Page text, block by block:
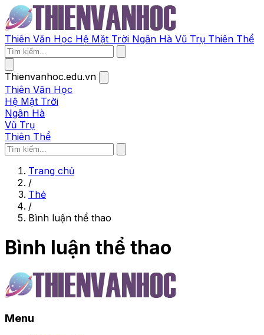
Thiên Văn Học Hệ Mặt Trời Ngân Hà Vũ Trụ Thiên Thể
Thienvanhoc.edu.vn
Thiên Văn Học
Hệ Mặt Trời
Ngân Hà
Vũ Trụ
Thiên Thể
Trang chủ
/
Thẻ
/
Bình luận thể thao
Bình luận thể thao
Menu